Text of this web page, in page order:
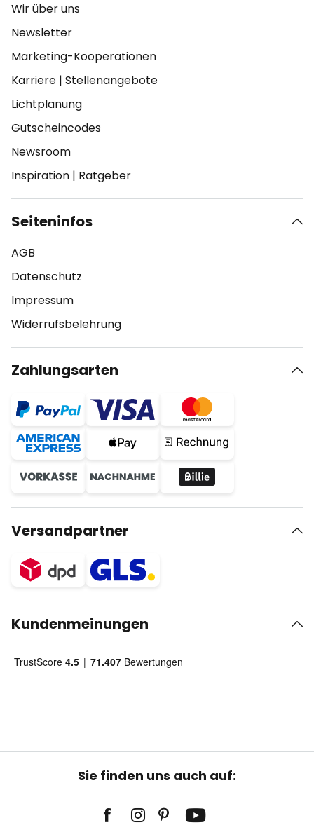
Wir über uns
Newsletter
Marketing-Kooperationen
Karriere | Stellenangebote
Lichtplanung
Gutscheincodes
Newsroom
Inspiration | Ratgeber
Seiteninfos
AGB
Datenschutz
Impressum
Widerrufsbelehrung
Zahlungsarten
Versandpartner
Kundenmeinungen
Sie finden uns auch auf: